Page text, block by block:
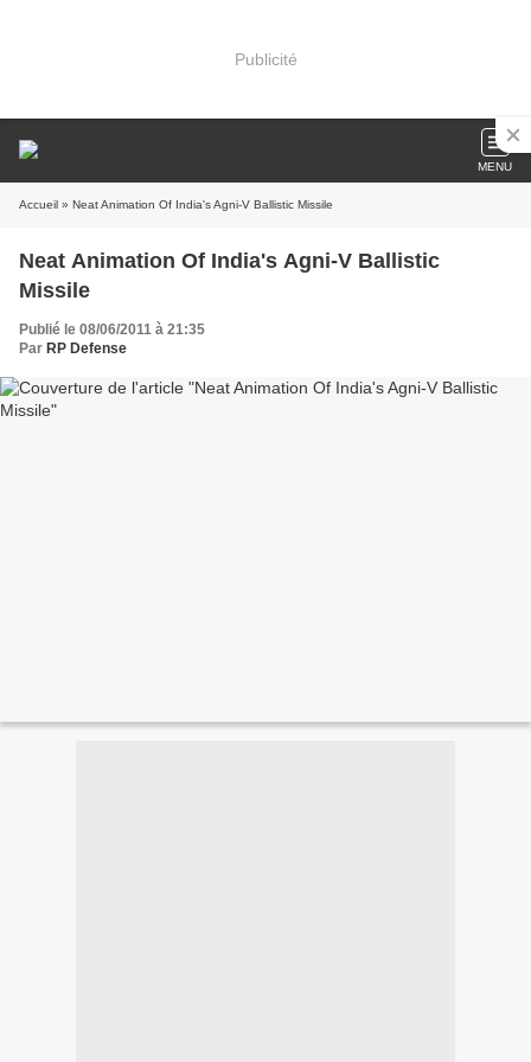
Publicité
MENU
Accueil » Neat Animation Of India's Agni-V Ballistic Missile
Neat Animation Of India's Agni-V Ballistic
Missile
Publié le 08/06/2011 à 21:35
Par RP Defense